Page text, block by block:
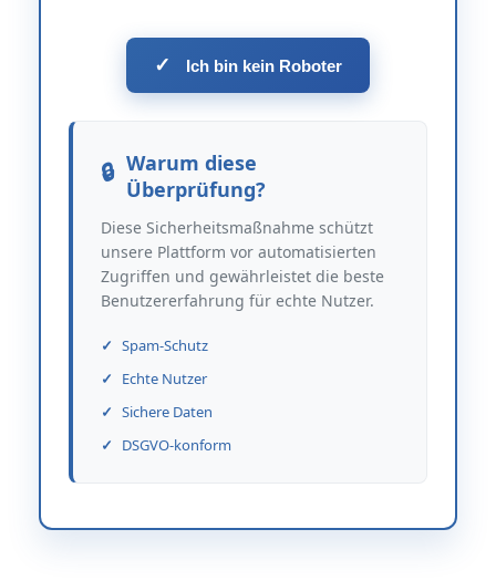
✓ Ich bin kein Roboter
Warum diese
Überprüfung?
Diese Sicherheitsmaßnahme schützt
unsere Plattform vor automatisierten
Zugriffen und gewährleistet die beste
Benutzererfahrung für echte Nutzer.
Spam-Schutz
Echte Nutzer
Sichere Daten
DSGVO-konform